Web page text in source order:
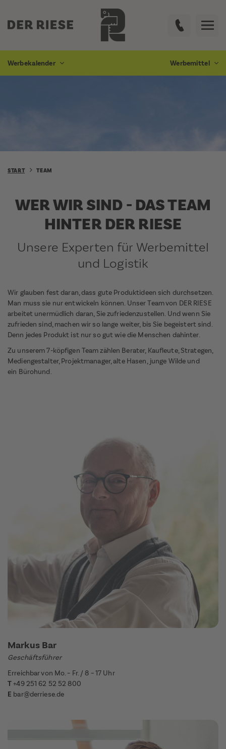
Werbekalender Werbemittel
START TEAM
WER WIR SIND - DAS TEAM
HINTER DER RIESE
Unsere Experten für Werbemittel
und Logistik
Wir glauben fest daran, dass gute Produktideen sich durchsetzen.
Man muss sie nur entwickeln können. Unser Team von DER RIESE
arbeitet unermüdlich daran, Sie zufriedenzustellen. Und wenn Sie
zufrieden sind, machen wir so lange weiter, bis Sie begeistert sind.
Denn jedes Produkt ist nur so gut wie die Menschen dahinter.
Zu unserem 7-köpfigen Team zählen Berater, Kaufleute, Strategen,
Mediengestalter, Projektmanager, alte Hasen, junge Wilde und
ein Bürohund.
Markus Bar
Geschäftsführer
Erreichbar von Mo. – Fr. / 8 – 17 Uhr
T+49 251 62 52 52 800
E bar@derriese.de